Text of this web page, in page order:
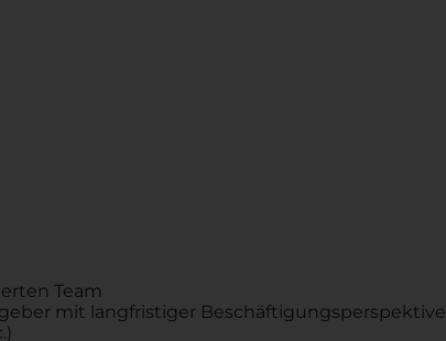
Team
mit langfristiger Beschäftigungsperspektive